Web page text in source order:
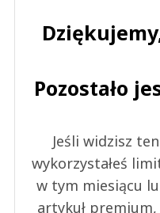
Pozostało
Jeśli widzisz
wykorzystałeś
w tym miesiącu
artykuł premium,